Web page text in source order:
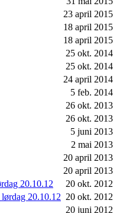
23 april 2015
18 april 2015
18 april 2015
25 okt. 2014
25 okt. 2014
24 april 2014
5 feb. 2014
26 okt. 2013
26 okt. 2013
5 juni 2013
2 mai 2013
20 april 2013
20 april 2013
20.10.12
20 okt. 2012
20.10.12 20 okt. 2012
20 juni 2012